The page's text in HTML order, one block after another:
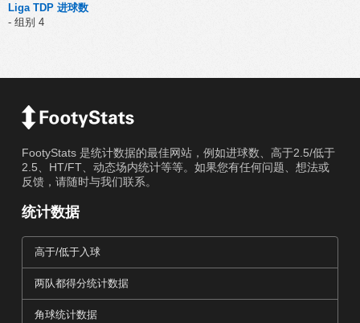
Liga TDP 进球数
- 组别 4
FootyStats 是统计数据的最佳网站，例如进球数、高于2.5/低于
2.5、HT/FT、动态场内统计等等。如果您有任何问题、想法或
反馈，请随时与我们联系。
统计数据
高于/低于入球
两队都得分统计数据
角球统计数据